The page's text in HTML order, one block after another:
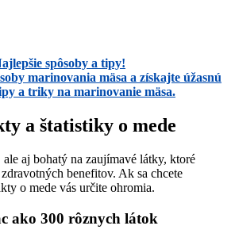
spôsoby a tipy!
marinovania mäsa a získajte úžasnú
a triky na marinovanie mäsa.
a štatistiky o mede
aj bohatý na zaujímavé látky, ktoré
benefitov. Ak sa chcete
o mede vás určite ohromia.
ako 300 rôznych látok